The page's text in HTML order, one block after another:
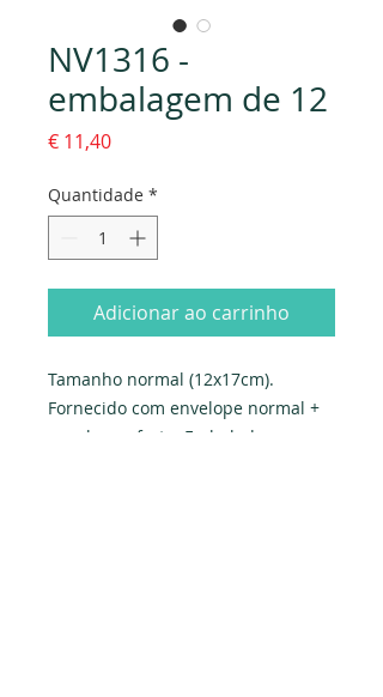
NV1316 -
embalagem de 12
€ 11,40Preço
Quantidade *
Adicionar ao carrinho
Tamanho normal (12x17cm).
Fornecido com envelope normal +
envelope-oferta. Embalado